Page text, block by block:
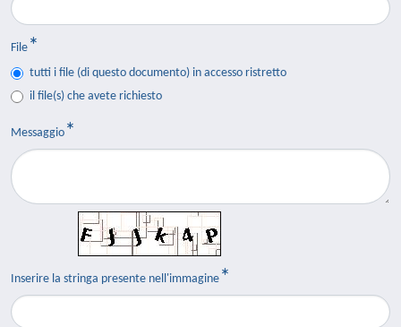
File
tutti i file (di questo documento) in accesso ristretto
il file(s) che avete richiesto
Messaggio
Inserire la stringa presente nell'immagine